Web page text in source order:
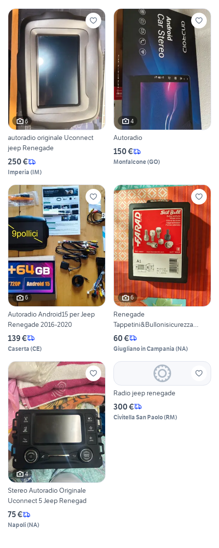
6
autoradio originale Uconnect
jeep Renegade
250 €
Imperia (IM)
4
Autoradio
150 €
Monfalcone(GO)
6
Autoradio Android15 per Jeep
Renegade 2016-2020
139 €
Caserta (CE)
6
Renegade
Tappetini&Bullonisicurezza
Cerchi&altro
60 €
Giugliano in Campania (NA)
4
Stereo Autoradio Originale
Uconnect 5 Jeep Renegad
75 €
Napoli(NA)
Radio jeep renegade
300 €
Civitella San Paolo(RM)